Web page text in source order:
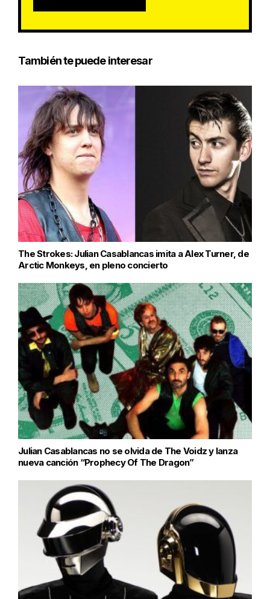
También te puede interesar
The Strokes: Julian Casablancas imita a Alex Turner, de
Arctic Monkeys, en pleno concierto
Julian Casablancas no se olvida de The Voidz y lanza
nueva canción “Prophecy Of The Dragon”